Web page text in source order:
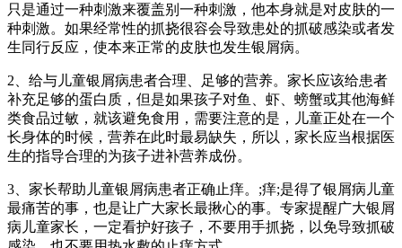
只是通过一种刺激来覆盖别一种刺激，他本身就是对皮肤的一
种刺激。如果经常性的抓挠很容会导致患处的抓破感染或者发
生同行反应，使本来正常的皮肤也发生银屑病。
2、给与儿童银屑病患者合理、足够的营养。家长应该给患者
补充足够的蛋白质，但是如果孩子对鱼、虾、螃蟹或其他海鲜
类食品过敏，就该避免食用，需要注意的是，儿童正处在一个
长身体的时候，营养在此时最易缺失，所以，家长应当根据医
生的指导合理的为孩子进补营养成份。
3、家长帮助儿童银屑病患者正确止痒。;痒;是得了银屑病儿童
最痛苦的事，也是让广大家长最揪心的事。专家提醒广大银屑
病儿童家长，一定看护好孩子，不要用手抓挠，以免导致抓破